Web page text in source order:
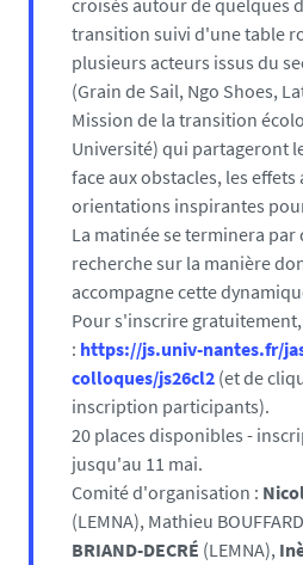
croisés autour de quelques
transition suivi d'une table
plusieurs acteurs issus du
(Grain de Sail, Ngo Shoes,
Mission de la transition
Université) qui partageront
face aux obstacles, les
orientations inspirantes
La matinée se terminera par
recherche sur la manière
accompagne cette
Pour s'inscrire
: https://js.univ-nantes.fr/
colloques/js26cl2 (et de
inscription participants).
20 places disponibles -
jusqu'au 11 mai.
Comité d'organisation :
(LEMNA), Mathieu
BRIAND-DECRÉ (LEMNA),